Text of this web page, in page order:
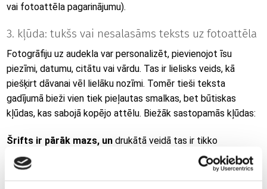
vai fotoattēla pagarinājumu).
3. kļūda: tukšs vai nesalasāms teksts uz fotoattēla
Fotogrāfiju uz audekla var personalizēt, pievienojot īsu
piezīmi, datumu, citātu vai vārdu. Tas ir lielisks veids, kā
piešķirt dāvanai vēl lielāku nozīmi. Tomēr tieši teksta
gadījumā bieži vien tiek pieļautas smalkas, bet būtiskas
kļūdas, kas sabojā kopējo attēlu. Biežāk sastopamās kļūdas:
Šrifts ir pārāk mazs, un drukātā veidā tas ir tikko
salasāms, īpaši, ja uz to raugās no attāluma.
Slikts kontrasts- gaišs teksts uz gaiša fona vai tumšs